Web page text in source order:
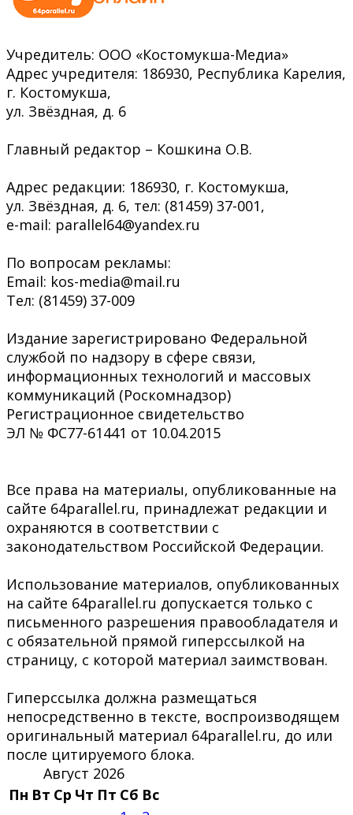
Учредитель: ООО «Костомукша-Медиа»
Адрес учредителя: 186930, Республика Карелия,
г. Костомукша,
ул. Звёздная, д. 6
Главный редактор – Кошкина О.В.
Адрес редакции: 186930, г. Костомукша,
ул. Звёздная, д. 6, тел: (81459) 37-001,
e-mail: parallel64@yandex.ru
По вопросам рекламы:
Email: kos-media@mail.ru
Тел: (81459) 37-009
Издание зарегистрировано Федеральной
службой по надзору в сфере связи,
информационных технологий и массовых
коммуникаций (Роскомнадзор)
Регистрационное свидетельство
ЭЛ № ФС77-61441 от 10.04.2015
Все права на материалы, опубликованные на
сайте 64parallel.ru, принадлежат редакции и
охраняются в соответствии с
законодательством Российской Федерации.
Использование материалов, опубликованных
на сайте 64parallel.ru допускается только с
письменного разрешения правообладателя и
с обязательной прямой гиперссылкой на
страницу, с которой материал заимствован.
Гиперссылка должна размещаться
непосредственно в тексте, воспроизводящем
оригинальный материал 64parallel.ru, до или
после цитируемого блока.
Август 2026
Пн Вт Ср Чт Пт Сб Вс